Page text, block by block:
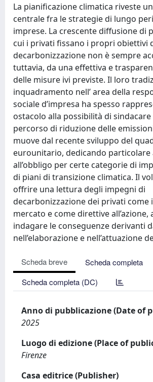
La pianificazione climatica riveste
centrale fra le strategie di lungo
imprese. La crescente diffusione di
cui i privati fissano i propri obiettivi
decarbonizzazione non è sempre
tuttavia, da una effettiva e
delle misure ivi previste. Il loro
inquadramento nell’ area della
sociale d’impresa ha spesso
ostacolo alla possibilità di
percorso di riduzione delle
muove dal recente sviluppo del
eurounitario, dedicando particolare
all’obbligo per certe categorie di
di piani di transizione climatica. Il
offrire una lettura degli impegni di
decarbonizzazione dei privati come
mercato e come direttive all’azione,
indagare le conseguenze derivanti
nell’elaborazione e nell’attuazione
Scheda breve
Scheda completa
Scheda completa (DC)
Anno di pubblicazione (Date of
2025
Luogo di edizione (Place of
Firenze
Casa editrice (Publisher)